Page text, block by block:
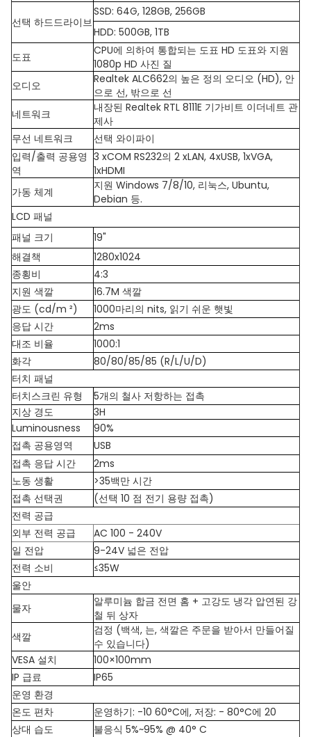
선택 하드드라이브
SSD: 64G, 128GB, 256GB
HDD: 500GB, 1TB
도표
CPU에 의하여 통합되는 도표 HD 도표와 지원
1080p HD 사진 질
오디오
Realtek ALC662의 높은 정의 오디오 (HD), 안
으로 선, 밖으로 선
네트워크
내장된 Realtek RTL 8111E 기가비트 이더네트 관
제사
무선 네트워크
선택 와이파이
입력/출력 공용영
역
3 xCOM RS232의 2 xLAN, 4xUSB, 1xVGA,
1xHDMI
가동 체계
지원 Windows 7/8/10, 리눅스, Ubuntu,
Debian 등.
LCD 패널
패널 크기
19"
해결책
1280x1024
종횡비
4:3
지원 색깔
16.7M 색깔
광도 (cd/m ²)
1000마리의 nits, 읽기 쉬운 햇빛
응답 시간
2ms
대조 비율
1000:1
화각
80/80/85/85 (R/L/U/D)
터치 패널
터치스크린 유형
5개의 철사 저항하는 접촉
지상 경도
3H
Luminousness
90%
접촉 공용영역
USB
접촉 응답 시간
2ms
노동 생활
>35백만 시간
접촉 선택권
(선택 10 점 전기 용량 접촉)
전력 공급
외부 전력 공급
AC 100 - 240V
일 전압
9-24V 넓은 전압
전력 소비
≤35W
울안
물자
알루미늄 합금 전면 홈 + 고강도 냉각 압연된 강
철 뒤 상자
색깔
검정 (백색, 는, 색깔은 주문을 받아서 만들어질
수 있습니다)
VESA 설치
100×100mm
IP 급료
IP65
운영 환경
온도 편차
운영하기: -10 60°C에, 저장: - 80°C에 20
상대 습도
불응식 5%~95% @ 40° C